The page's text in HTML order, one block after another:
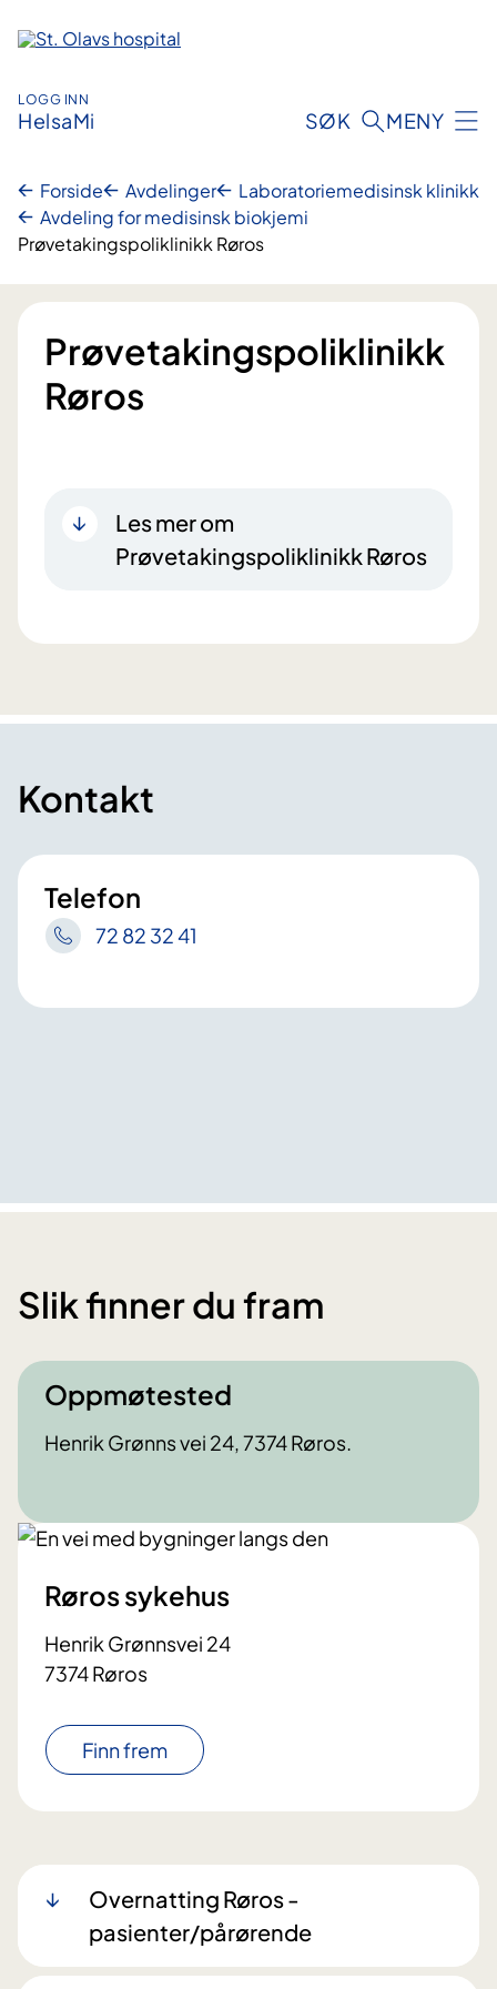
innhold
LOGG INN
HelsaMi SØK MENY
Forside Avdelinger
Laboratoriemedisinsk klinikk
Avdeling for medisinsk biokjemi
Prøvetakingspoliklinikk Røros
Prøvetakingspoliklinikk
Røros
Les mer om
Prøvetakingspoliklinikk Røros
Kontakt
Telefon
72 82 32 41
Slik finner du fram
Oppmøtested
Henrik Grønns vei 24, 7374 Røros.
Røros sykehus
Henrik Grønnsvei 24
7374 Røros
Finn frem
Overnatting Røros -
pasienter/pårørende